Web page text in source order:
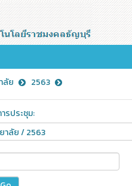
ลัย 2563
รประชุม: